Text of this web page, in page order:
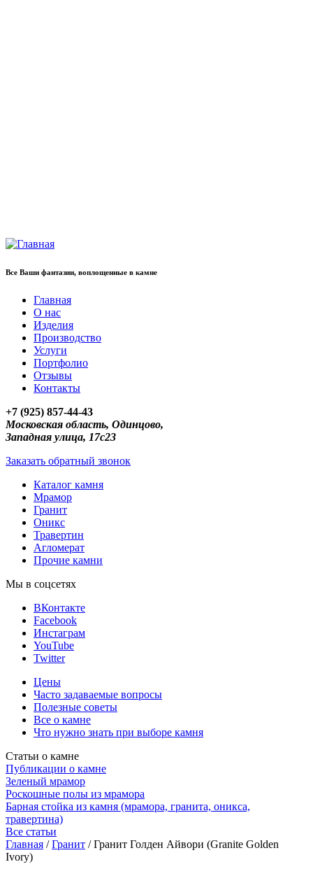
Все Ваши фантазии, воплощенные в камне
Главная
О нас
Изделия
Производство
Услуги
Портфолио
Отзывы
Контакты
+7 (925) 857-44-43
Московская область, Одинцово,
Западная улица, 17с23
Заказать обратный звонок
Каталог камня
Мрамор
Гранит
Оникс
Травертин
Агломерат
Прочие камни
Мы в соцсетях
ВКонтакте
Facebook
Инстаграм
YouTube
Twitter
Цены
Часто задаваемые вопросы
Полезные советы
Все о камне
Что нужно знать при выборе камня
Статьи о камне
Публикации о камне
Зеленый мрамор
Роскошные полы из мрамора
Барная стойка из камня (мрамора, гранита, оникса,
травертина)
Все статьи
Главная / Гранит / Гранит Голден Айвори (Granite Golden
Ivory)